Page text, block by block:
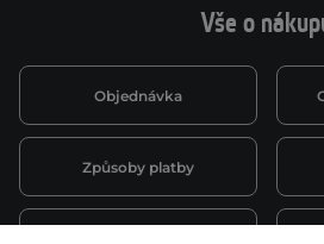
Vše o
Objednávka
Způsoby platby